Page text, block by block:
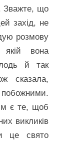
Зважте, що
захід, не
розмову
якій вона
й так
сказала,
побожними.
є те, щоб
викликів
це свято